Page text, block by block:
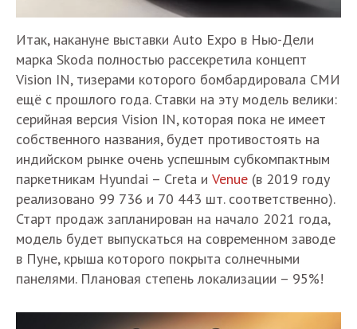
Итак, накануне выставки Auto Expo в Нью-Дели
марка Skoda полностью рассекретила концепт
Vision IN, тизерами которого бомбардировала СМИ
ещё с прошлого года. Ставки на эту модель велики:
серийная версия Vision IN, которая пока не имеет
собственного названия, будет противостоять на
индийском рынке очень успешным субкомпактным
паркетникам Hyundai – Creta и Venue (в 2019 году
реализовано 99 736 и 70 443 шт. соответственно).
Старт продаж запланирован на начало 2021 года,
модель будет выпускаться на современном заводе
в Пуне, крыша которого покрыта солнечными
панелями. Плановая степень локализации – 95%!